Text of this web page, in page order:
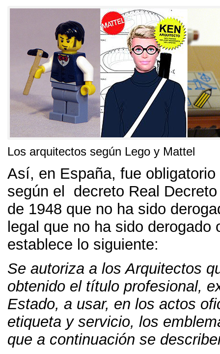
Los arquitectos según Lego y Mattel
Así, en España, fue
según el decreto Real
de 1948 que no ha sido
legal que no ha sido derogado
establece lo siguiente:
Se autoriza a los Arquitectos
obtenido el título profesional,
Estado, a usar, en los actos
etiqueta y servicio, los
que a continuación se